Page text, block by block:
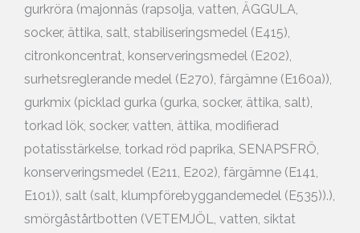
gurkröra (majonnäs (rapsolja, vatten, ÄGGULA,
socker, ättika, salt, stabiliseringsmedel (E415),
citronkoncentrat, konserveringsmedel (E202),
surhetsreglerande medel (E270), färgämne (E160a)),
gurkmix (picklad gurka (gurka, socker, ättika, salt),
torkad lök, socker, vatten, ättika, modifierad
potatisstärkelse, torkad röd paprika, SENAPSFRÖ,
konserveringsmedel (E211, E202), färgämne (E141,
E101)), salt (salt, klumpförebyggandemedel (E535)).),
smörgåstårtbotten (VETEMJÖL, vatten, siktat